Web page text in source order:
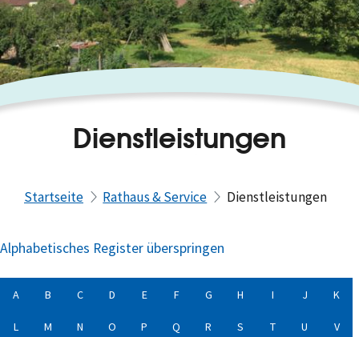
Dienstleistungen
Startseite Rathaus & Service Dienstleistungen
Alphabetisches Register überspringen
A B C D E F G H I J K
L M N O P Q R S T U V